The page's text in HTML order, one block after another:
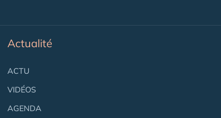
Actualité
ACTU
VIDÉOS
AGENDA